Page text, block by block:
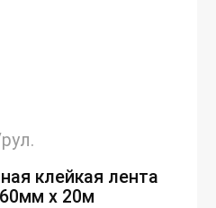
клейкая лента
х 20м